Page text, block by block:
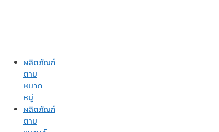
ผลิตภัณฑ์
ตาม
หมวด
หมู่
ผลิตภัณฑ์
ตาม